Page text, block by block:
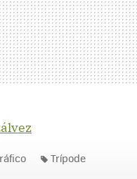
Trípode